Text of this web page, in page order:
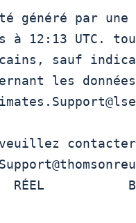
généré par
à 12:13 UTC.
sauf
les
contacter
RÉEL